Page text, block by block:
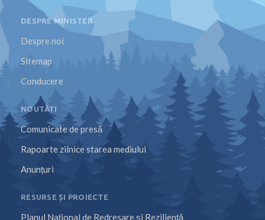
DESPRE MINISTER
Despre noi
Sitemap
Conducere
NOUTĂȚI
Comunicate de presă
Rapoarte zilnice starea mediului
Anunțuri
RESURSE ȘI PROIECTE
Planul Național de Redresare și Reziliență